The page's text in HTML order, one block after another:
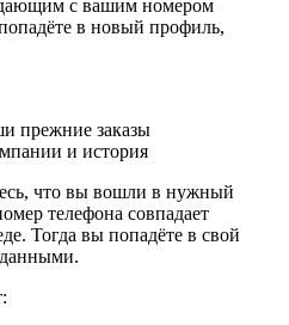
с вашим номером
в новый профиль,
прежние заказы
и история
что вы вошли в нужный
телефона совпадает
Тогда вы попадёте в свой